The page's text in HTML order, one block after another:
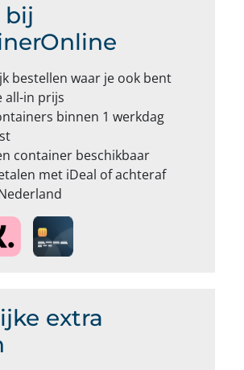
bij
bestellen waar je ook bent
all-in prijs
binnen 1 werkdag
container beschikbaar
met iDeal of achteraf
extra